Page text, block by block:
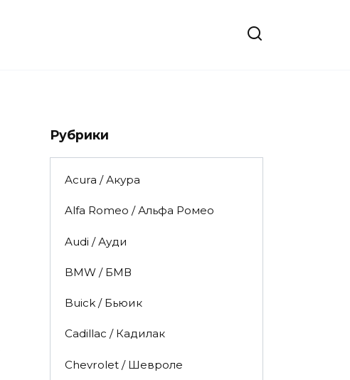
Рубрики
Acura / Акура
Alfa Romeo / Альфа Ромео
Audi / Ауди
BMW / БМВ
Buick / Бьюик
Cadillac / Кадилак
Chevrolet / Шевроле